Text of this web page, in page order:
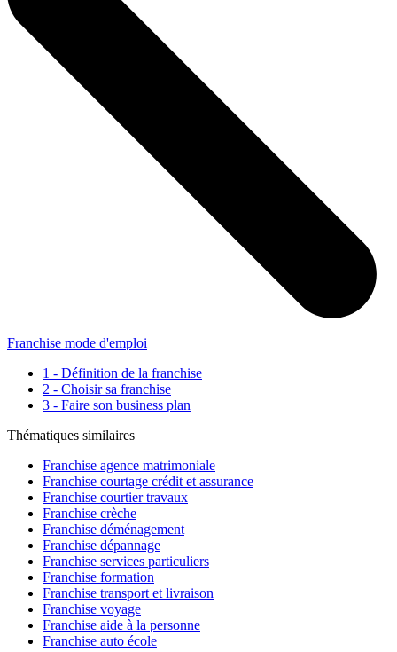
Franchise mode d'emploi
1 - Définition de la franchise
2 - Choisir sa franchise
3 - Faire son business plan
Thématiques similaires
Franchise agence matrimoniale
Franchise courtage crédit et assurance
Franchise courtier travaux
Franchise crèche
Franchise déménagement
Franchise dépannage
Franchise services particuliers
Franchise formation
Franchise transport et livraison
Franchise voyage
Franchise aide à la personne
Franchise auto école